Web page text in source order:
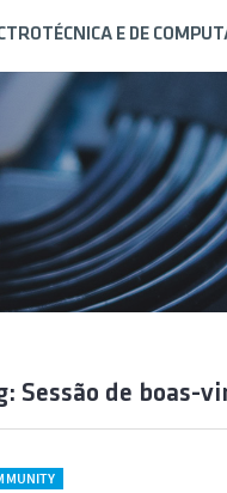
E DE
Sessão de boas-